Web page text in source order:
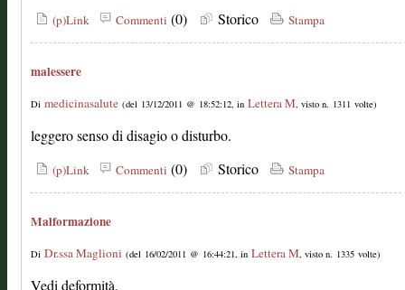
(p)Link Commenti (0) Storico Stampa
malessere
Di medicinasalute (del 13/12/2011 @ 18:52:12, in Lettera M, visto n. 1311 volte)
leggero senso di disagio o disturbo.
(p)Link Commenti (0) Storico Stampa
Malformazione
Di Dr.ssa Maglioni (del 16/02/2011 @ 16:44:21, in Lettera M, visto n. 1335 volte)
Vedi deformità.